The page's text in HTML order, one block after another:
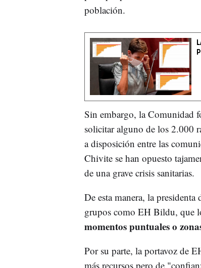
población.
Sin embargo, la Comunidad
solicitar alguno de los 2.000
a disposición entre las
Chivite se han opuesto
de una grave crisis sanitarias.
De esta manera, la
grupos como EH Bildu, que
momentos puntuales o
Por su parte, la portavoz de
más recursos pero de